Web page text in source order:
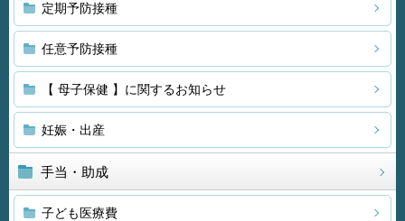
定期予防接種
任意予防接種
【 母子保健 】に関するお知らせ
妊娠・出産
手当・助成
子ども医療費